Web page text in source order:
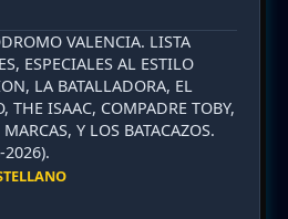
VALENCIA. LISTA
ESPECIALES AL ESTILO
LA BATALLADORA, EL
THE ISAAC, COMPADRE TOBY,
Y LOS BATACAZOS.
2026).